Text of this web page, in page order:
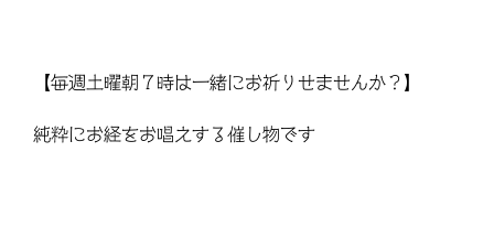
【毎週土曜朝７時は一緒にお祈りせませんか？】
純粋にお経をお唱えする催し物です